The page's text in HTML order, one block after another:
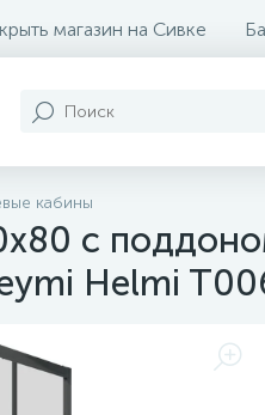
магазин на Сивке
кабины
с
Helmi